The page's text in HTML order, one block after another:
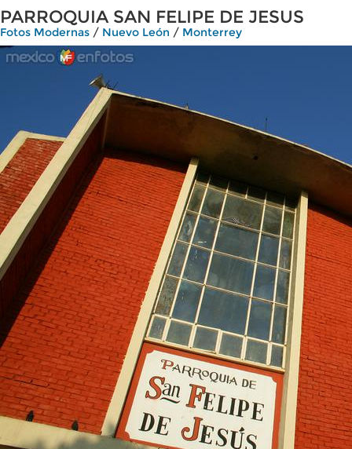
PARROQUIA SAN FELIPE DE JESUS
Fotos Modernas / Nuevo León / Monterrey